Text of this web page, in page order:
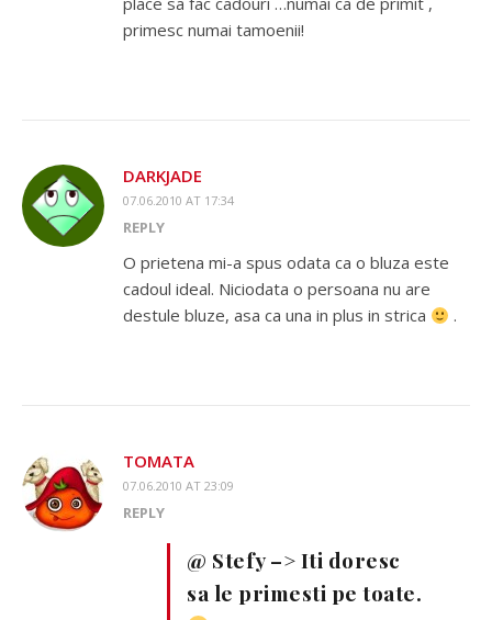
primesc numai tamoenii!
DARKJADE
07.06.2010 AT 17:34
REPLY
O prietena mi-a spus odata ca o bluza este
cadoul ideal. Niciodata o persoana nu are
destule bluze, asa ca una in plus in strica
.
TOMATA
07.06.2010 AT 23:09
REPLY
@ Stefy –> Iti doresc
sa le primesti pe toate.